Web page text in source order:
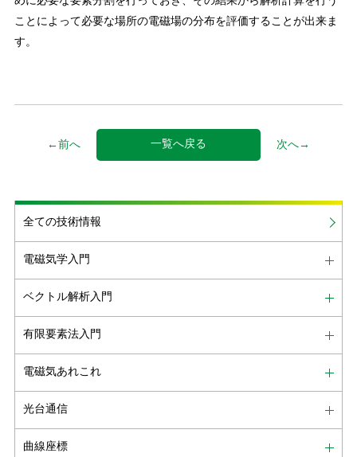
ことによって必要な場所の電磁場の分布を評価することが出来ま
す。
←前へ 一覧へ戻る 次へ→
全ての技術情報
電磁気学入門
ベクトル解析入門
有限要素法入門
電磁気あれこれ
光台通信
曲線座標